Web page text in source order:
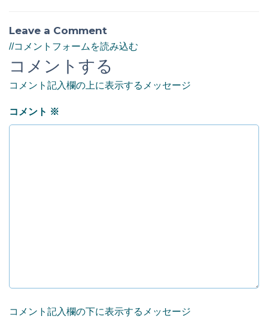
Leave a Comment
//コメントフォームを読み込む
コメントする
コメント記入欄の上に表示するメッセージ
コメント ※
コメント記入欄の下に表示するメッセージ